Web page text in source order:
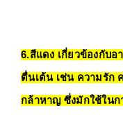
6.สีแดง เกี่ยวข้องกับ
ตื่นเต้น เช่น ความรัก
กล้าหาญ ซึ่งมักใช้ใน